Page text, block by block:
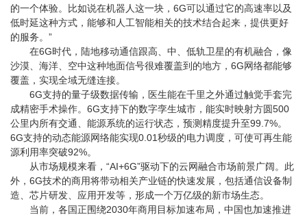
的一个体验。比如说在机器人这一块，6G可以通过它的高速率以及
低时延这种方式，能够和人工智能相关的技术结合起来，提供更好
的服务。”
在6G时代，陆地移动通信跟高、中、低轨卫星的有机融合，像
沙漠、海洋、空中这种地面信号很难覆盖到的地方，6G网络都能够
覆盖，实现全域无缝连接。
6G支持的量子级数据传输，医生能在千里之外通过触觉手套完
成精密手术操作。6G支持下的数字孪生城市，能实时映射方圆500
公里内所有交通、能源系统的运行状态，预测精度提升至99.7%。
6G支持的动态能源网络能实现0.01秒级的电力调度，可使可再生能
源利用率突破92%。
从市场规模来看，“AI+6G”驱动下的云网融合市场前景广阔。此
外，6G技术的商用将带动相关产业链的快速发展，包括通信设备制
造、芯片研发、应用开发等，形成一个万亿级的新市场生态。
当前，各国正围绕2030年商用目标加速布局，中国也加速推进